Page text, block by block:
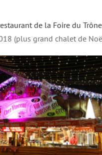
de la Foire du Trône
(plus grand chalet de